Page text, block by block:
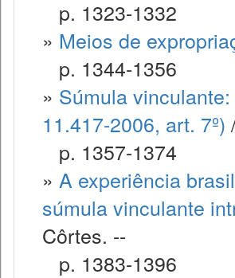
p. 1323-1332
» Meios de
p. 1344-1356
» Súmula
11.417-2006, art. 7º)
p. 1357-1374
» A experiência
súmula vinculante
Côrtes. --
p. 1383-1396